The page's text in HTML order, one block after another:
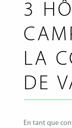
3
LA
DE
En tant que